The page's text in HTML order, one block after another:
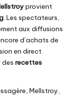
provient
. Les spectateurs,
aux diffusions
d’achats de
en direct
des recettes
Mellstroy,